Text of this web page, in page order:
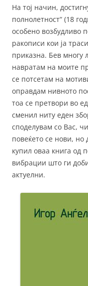
На тој начин,
полнолетност“ (18
особено возбудливо
ракописи кои ја
приказна. Бев многу
навратам на моите
се потсетам на
оправдам нивното
тоа се претвори во
сменил ниту еден
споделувам со Вас,
повеќето се нови, но
купил оваа книга од
вибрации што ги
актуелни.